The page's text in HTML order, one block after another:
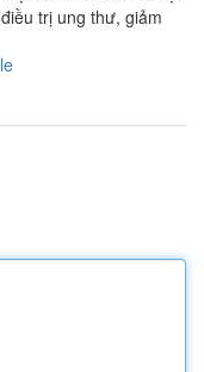
trị ung thư, giảm